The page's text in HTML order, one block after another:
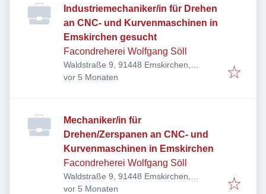
Industriemechaniker/in für Drehen
an CNC- und Kurvenmaschinen in
Emskirchen gesucht
Facondreherei Wolfgang Söll
Waldstraße 9, 91448 Emskirchen,
Deutschland
Veröffentlicht:
vor 5 Monaten
Mechaniker/in für
Drehen/Zerspanen an CNC- und
Kurvenmaschinen in Emskirchen
Facondreherei Wolfgang Söll
Waldstraße 9, 91448 Emskirchen,
Deutschland
Veröffentlicht:
vor 5 Monaten